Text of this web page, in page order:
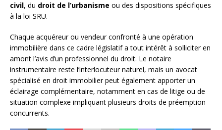
civil, du droit de l’urbanisme ou des dispositions spécifiques
à la loi SRU.
Chaque acquéreur ou vendeur confronté à une opération
immobilière dans ce cadre législatif a tout intérêt à solliciter en
amont l’avis d’un professionnel du droit. Le notaire
instrumentaire reste l’interlocuteur naturel, mais un avocat
spécialisé en droit immobilier peut également apporter un
éclairage complémentaire, notamment en cas de litige ou de
situation complexe impliquant plusieurs droits de préemption
concurrents.